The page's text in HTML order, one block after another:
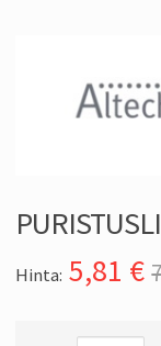
Hinta: 5,81 €